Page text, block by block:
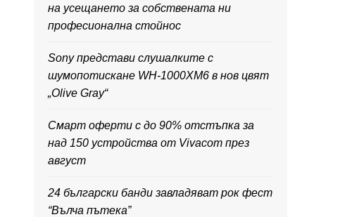
на усещането за собствената ни
професионална стойнос
Sony представи слушалките с
шумопотискане WH-1000XM6 в нов цвят
„Olive Gray“
Смарт оферти с до 90% отстъпка за
над 150 устройства от Vivacom през
август
24 български банди завладяват рок фест
“Вълча пътека”